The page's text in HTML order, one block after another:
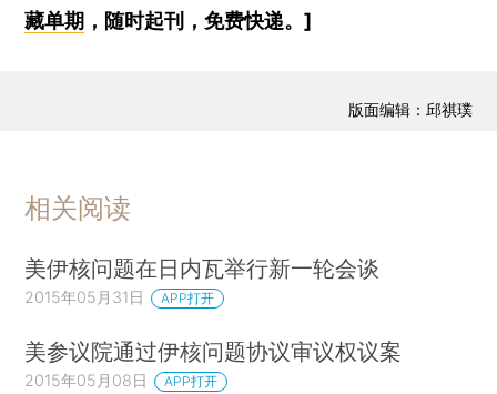
藏单期 ，随时起刊，免费快递。]
版面编辑：邱祺璞
相关阅读
美伊核问题在日内瓦举行新一轮会谈
2015年05月31日 APP打开
美参议院通过伊核问题协议审议权议案
2015年05月08日 APP打开